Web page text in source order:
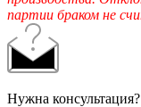
партии браком не
Нужна консультация?